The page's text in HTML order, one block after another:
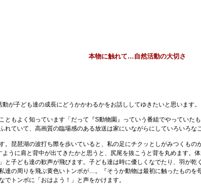
本物に触れて…自然活動の大切さ
が子ども達の成長にどうかかわるかをお話ししてゆきたいと思います。
もよく知っています「だって『S動物園』っていう番組でやっていた
ていて、高画質の臨場感のある放送は家にいながらにしていろいろな
琵琶湖の波打ち際を歩いていると、私の足にチクッとしがみつくも
うに肩と背中が出てきたかと思うと、尻尾を抜こうと背を丸めます
と子ども達の歓声が飛びます。子ども達は時に優しくなでたり、羽が
達の周りを飛ぶ黄色いトンボが…。『そうか動物は最初に触ったもの
でトンボに「おはよう！」と声をかけます。